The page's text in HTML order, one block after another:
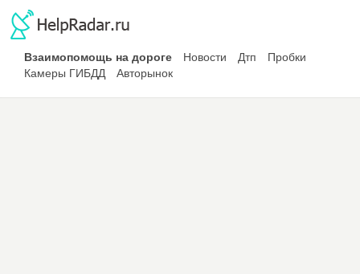
Взаимопомощь на дороге Новости Дтп
Пробки
Камеры ГИБДД
Авторынок